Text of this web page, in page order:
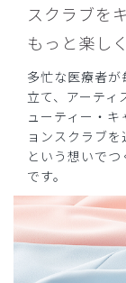
スクラブを
もっと楽しく
多忙な医療者
立て、アーティ
ューティー・
ョンスクラブを
という想いで
です。